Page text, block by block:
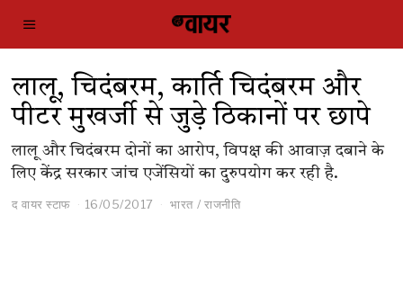
लालू, चिदंबरम, कार्ति चिदंबरम और
पीटर मुखर्जी से जुड़े ठिकानों पर छापे
लालू और चिदंबरम दोनों का आरोप, विपक्ष की आवाज़ दबाने के
लिए केंद्र सरकार जांच एजेंसियों का दुरुपयोग कर रही है.
द वायर स्टाफ 16/05/2017 भारत / राजनीति